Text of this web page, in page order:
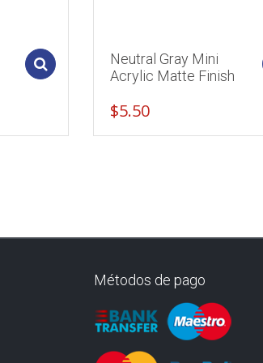
Add to cartNeutral Gray Mini
Acrylic Matte Finish
$5.50
Métodos de pago